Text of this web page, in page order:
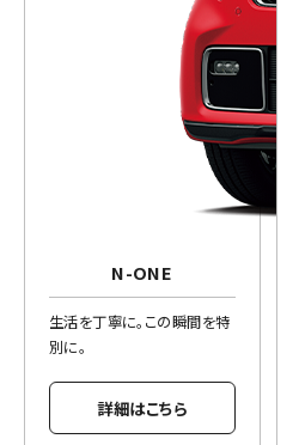
N-ONE
生活を丁寧に。この瞬間を特
別に。
詳細はこちら